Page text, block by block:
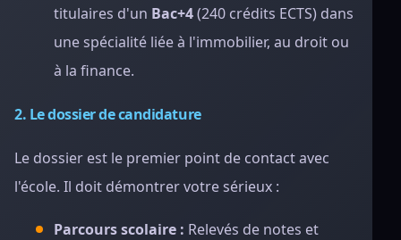
titulaires d'un Bac+4(240 crédits ECTS) dans
une spécialité liée à l'immobilier, au droit ou
à la finance.
2. Le dossier de candidature
Le dossier est le premier point de contact avec
l'école. Il doit démontrer votre sérieux :
Parcours scolaire : Relevés de notes et